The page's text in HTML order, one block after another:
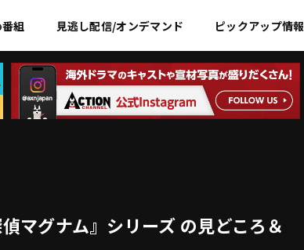
番組 見逃し配信/オンデマンド ピックアップ情報
マグナム』シリーズ の見どころ＆